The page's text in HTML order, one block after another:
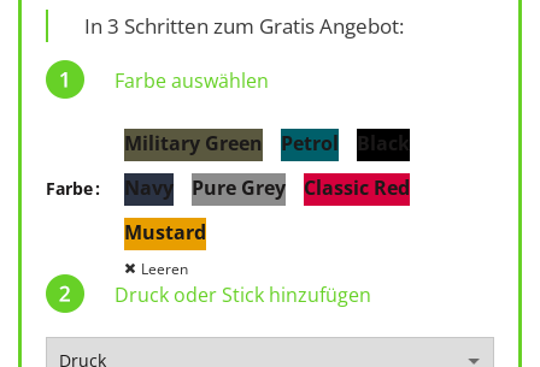
In 3 Schritten zum Gratis Angebot:
Farbe auswählen
Farbe
Military Green Petrol
Black
Navy
Pure Grey
Classic Red
Mustard
Leeren
Druck oder Stick hinzufügen